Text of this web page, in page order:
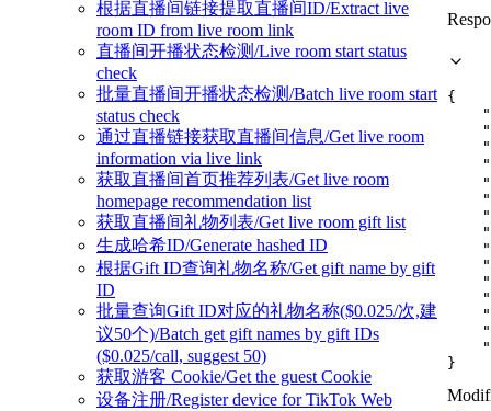
根据直播间链接提取直播间ID/Extract live
room ID from live room link
直播间开播状态检测/Live room start status
check
批量直播间开播状态检测/Batch live room start
status check
通过直播链接获取直播间信息/Get live room
information via live link
获取直播间首页推荐列表/Get live room
homepage recommendation list
获取直播间礼物列表/Get live room gift list
生成哈希ID/Generate hashed ID
根据Gift ID查询礼物名称/Get gift name by gift
ID
批量查询Gift ID对应的礼物名称($0.025/次,建
议50个)/Batch get gift names by gift IDs
($0.025/call, suggest 50)
获取游客 Cookie/Get the guest Cookie
设备注册/Register device for TikTok Web
{
}